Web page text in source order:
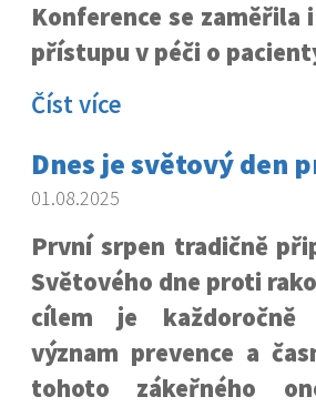
Konference se
přístupu v péči o
Číst více
Dnes je světový den
01.08.2025
První srpen tradičně
Světového dne proti
cílem je každoročně
význam prevence a
tohoto zákeřného